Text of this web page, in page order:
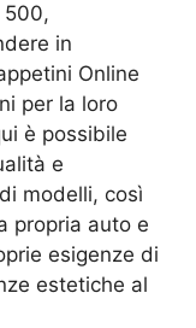
500,
in
Online
per la loro
è possibile
e
modelli, così
propria auto e
esigenze di
estetiche al